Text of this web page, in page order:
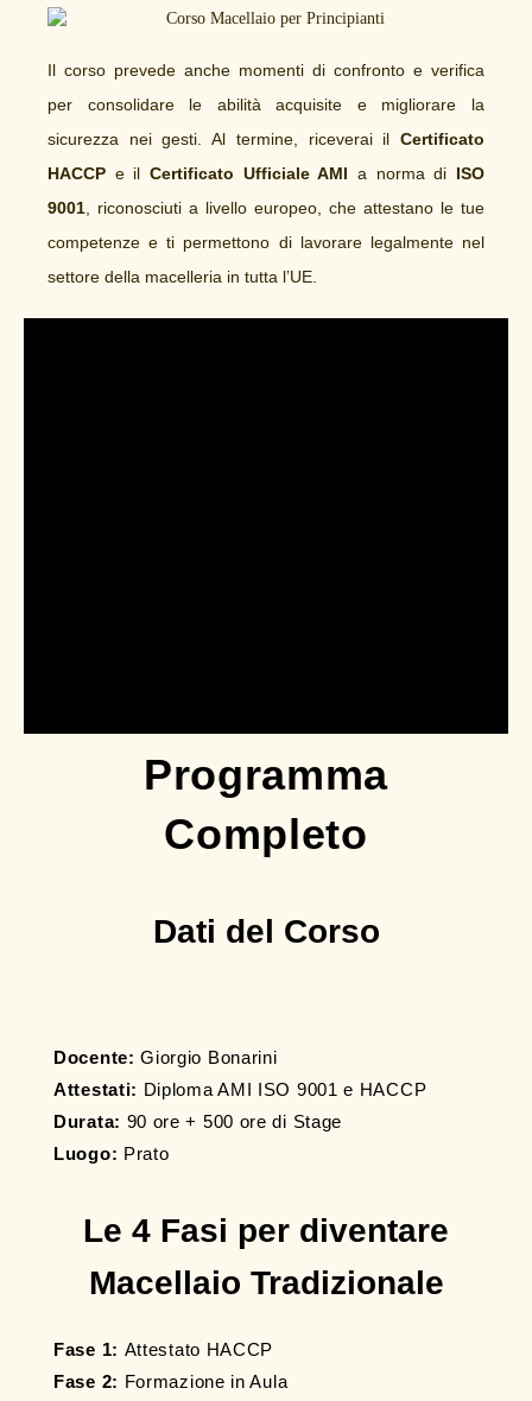
Il corso prevede anche momenti di confronto e verifica
per consolidare le abilità acquisite e migliorare la
sicurezza nei gesti.Al termine, riceverai ilCertificato
HACCP e il Certificato Ufficiale AMI a norma di ISO
9001 , riconosciuti a livello europeo, che attestano le tue
competenze e ti permettono di lavorare legalmente nel
settore della macelleria in tutta l’UE.
Programma
Completo
Dati del Corso
Docente: Giorgio Bonarini
Attestati: Diploma AMI ISO 9001 e HACCP
Durata: 90 ore + 500 ore di Stage
Luogo: Prato
Le 4 Fasi per diventare
Macellaio Tradizionale
Fase 1: Attestato HACCP
Fase 2: Formazione in Aula